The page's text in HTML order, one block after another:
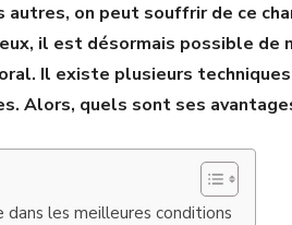
on peut souffrir de ce
il est désormais possible de
Il existe plusieurs
Alors, quels sont ses
les meilleures conditions